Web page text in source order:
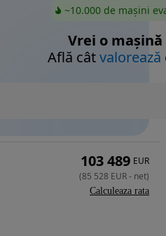
~10.000 de mașini
Vrei o mașină
Află câtvalorează
103 489 EUR
(85 528 EUR- net)
Calculeaza rata